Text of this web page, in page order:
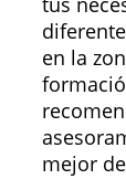
en la
mejor